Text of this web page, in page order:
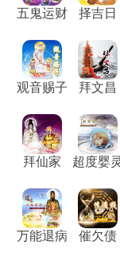
五鬼运财 择吉日
观音赐子 拜文昌
拜仙家 超度婴灵
万能退病 催欠债